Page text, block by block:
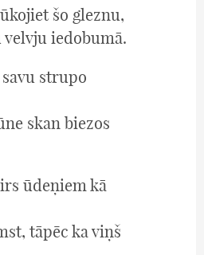
šo gleznu,
velvju iedobumā.
strupo
skan biezos
ūdeņiem kā
tāpēc ka viņš